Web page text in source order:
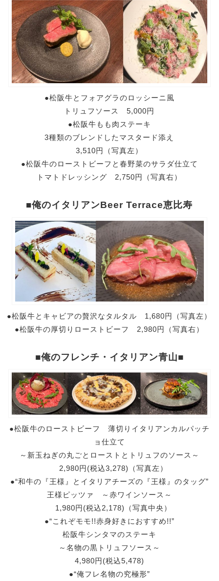
●松阪牛とフォアグラのロッシーニ風
トリュフソース 5,000円
●松阪牛もも肉ステーキ
3種類のブレンドしたマスタード添え
3,510円（写真左）
●松阪牛のローストビーフと春野菜のサラダ仕立て
トマトドレッシング 2,750円（写真右）
■俺のイタリアンBeer Terrace恵比寿
●松阪牛とキャビアの贅沢なタルタル 1,680円（写真左）
●松阪牛の厚切りローストビーフ 2,980円（写真右）
■俺のフレンチ・イタリアン青山■
●松阪牛のローストビーフ 薄切りイタリアンカルパッチ
ョ仕立て
～新玉ねぎの丸ごとローストとトリュフのソース～
2,980円(税込3,278)（写真左）
●“和牛の『王様』とイタリアチーズの『王様』のタッグ”
王様ピッツァ ～赤ワインソース～
1,980円(税込2,178)（写真中央）
●“これぞモモ!!赤身好きにおすすめ!!”
松阪牛シンタマのステーキ
～名物の黒トリュフソース～
4,980円(税込5,478)
●“俺フレ名物の究極形”